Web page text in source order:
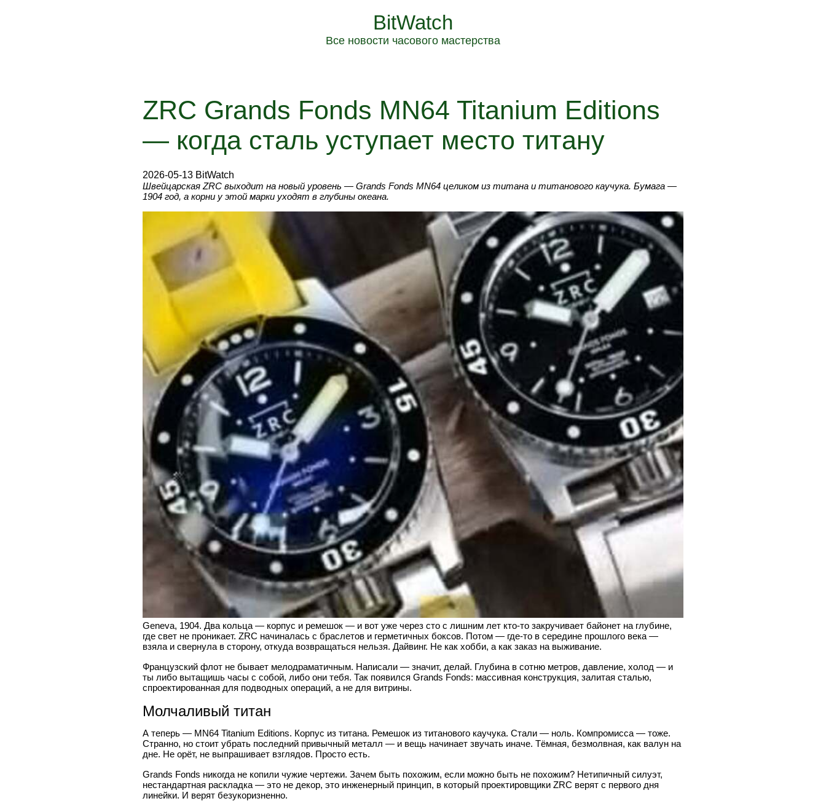
BitWatch
Все новости часового мастерства
ZRC Grands Fonds MN64 Titanium Editions
— когда сталь уступает место титану
2026-05-13 BitWatch
Швейцарская ZRC выходит на новый уровень — Grands Fonds MN64 целиком из титана и титанового каучука. Бумага —
1904 год, а корни у этой марки уходят в глубины океана.
Geneva, 1904. Два кольца — корпус и ремешок — и вот уже через сто с лишним лет кто-то закручивает байонет на глубине,
где свет не проникает. ZRC начиналась с браслетов и герметичных боксов. Потом — где-то в середине прошлого века —
взяла и свернула в сторону, откуда возвращаться нельзя. Дайвинг. Не как хобби, а как заказ на выживание.
Французский флот не бывает мелодраматичным. Написали — значит, делай. Глубина в сотню метров, давление, холод — и
ты либо вытащишь часы с собой, либо они тебя. Так появился Grands Fonds: массивная конструкция, залитая сталью,
спроектированная для подводных операций, а не для витрины.
Молчаливый титан
А теперь — MN64 Titanium Editions. Корпус из титана. Ремешок из титанового каучука. Стали — ноль. Компромисса — тоже.
Странно, но стоит убрать последний привычный металл — и вещь начинает звучать иначе. Тёмная, безмолвная, как валун на
дне. Не орёт, не выпрашивает взглядов. Просто есть.
Grands Fonds никогда не копили чужие чертежи. Зачем быть похожим, если можно быть не похожим? Нетипичный силуэт,
нестандартная раскладка — это не декор, это инженерный принцип, в который проектировщики ZRC верят с первого дня
линейки. И верят безукоризненно.